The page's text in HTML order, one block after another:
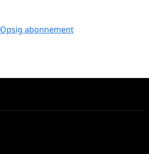
Opsig abonnement